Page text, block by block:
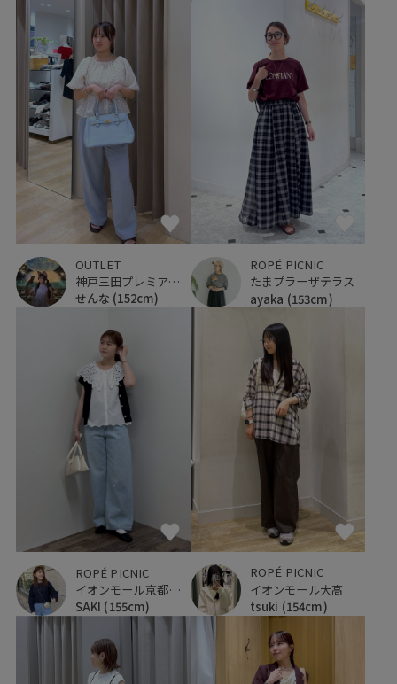
OUTLET
神戸三田プレミアム・アウトレット
せんな (152cm)
ROPÉ PICNIC
たまプラーザテラス
ayaka (153cm)
ROPÉ PICNIC
イオンモール京都桂川
SAKI (155cm)
ROPÉ PICNIC
イオンモール大高
tsuki (154cm)